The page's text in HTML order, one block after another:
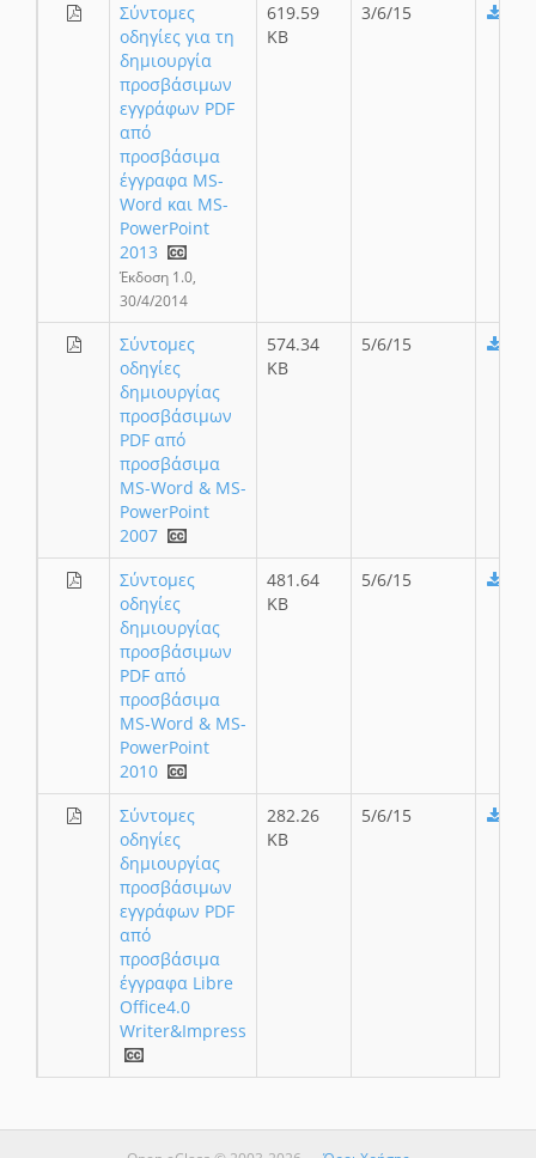
Σύντομες
οδηγίες για τη
δημιουργία
προσβάσιμων
εγγράφων PDF
από
προσβάσιμα
έγγραφα MS-
Word και MS-
PowerPoint
2013
Έκδοση 1.0,
30/4/2014
619.59
KB
3/6/15
Σύντομες
οδηγίες
δημιουργίας
προσβάσιμων
PDF από
προσβάσιμα
MS-Word & MS-
PowerPoint
2007
574.34
KB
5/6/15
Σύντομες
οδηγίες
δημιουργίας
προσβάσιμων
PDF από
προσβάσιμα
MS-Word & MS-
PowerPoint
2010
481.64
KB
5/6/15
Σύντομες
οδηγίες
δημιουργίας
προσβάσιμων
εγγράφων PDF
από
προσβάσιμα
έγγραφα Libre
Office4.0
Writer&Impress
282.26
KB
5/6/15